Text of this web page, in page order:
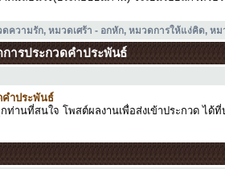
ดความรัก, หมวดเศร้า - อกหัก, หมวดการให้แง่คิด, หม
การประกวดคำประพันธ์
คำประพันธ์
ท่านที่สนใจ โพสต์ผลงานเพื่อส่งเข้าประกวด ได้ที่